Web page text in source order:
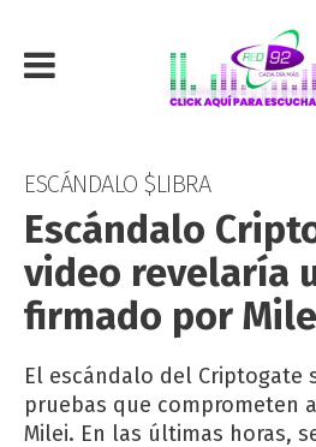
ESCÁNDALO $LIBRA
Escándalo
video revelaría
firmado por
El escándalo del Criptogate
pruebas que comprometen
Milei. En las últimas horas,